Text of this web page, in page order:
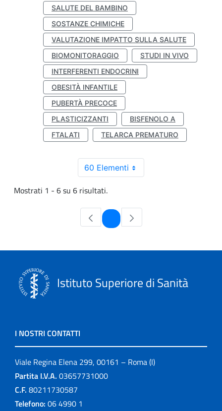
SALUTE DEL BAMBINO
SOSTANZE CHIMICHE
VALUTAZIONE IMPATTO SULLA SALUTE
BIOMONITORAGGIO
STUDI IN VIVO
INTERFERENTI ENDOCRINI
OBESITÀ INFANTILE
PUBERTÀ PRECOCE
PLASTICIZZANTI
BISFENOLO A
FTALATI
TELARCA PREMATURO
60 Elementi
Mostrati 1 - 6 su 6 risultati.
Pagina
Istituto Superiore di Sanità
I NOSTRI CONTATTI
Viale Regina Elena 299, 00161 – Roma (I)
Partita I.V.A. 03657731000
C.F. 80211730587
Telefono: 06 4990 1